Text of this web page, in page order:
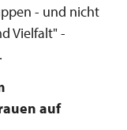
- und nicht
Vielfalt" -
auf